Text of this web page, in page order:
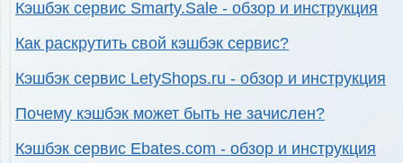
Кэшбэк сервис Smarty.Sale - обзор и инструкция
Как раскрутить свой кэшбэк сервис?
Кэшбэк сервис LetyShops.ru - обзор и инструкция
Почему кэшбэк может быть не зачислен?
Кэшбэк сервис Ebates.com - обзор и инструкция